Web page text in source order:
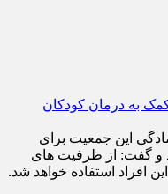
این جمعیت برای
و گفت: از ظرفیت های
افراد استفاده خواهد شد.